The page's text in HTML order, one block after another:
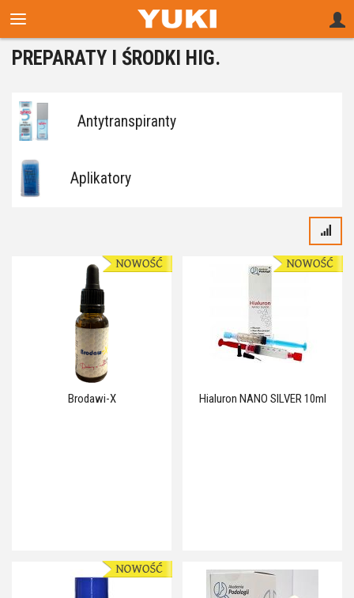
PREPARATY I ŚRODKI HIG.
Antytranspiranty
Aplikatory
Brodawi-X Hialuron NANO SILVER 10ml